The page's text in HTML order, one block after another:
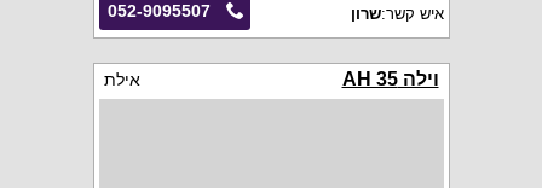
052-9095507 איש קשר:שרון
וילה AH 35 אילת